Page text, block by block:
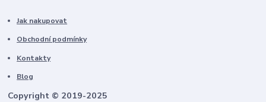
Jak nakupovat
Obchodní podmínky
Kontakty
Blog
Copyright © 2019-2025